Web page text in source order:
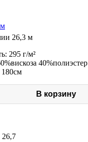
26,3 м
295 г/м²
40%полиэстер
В корзину
26,7